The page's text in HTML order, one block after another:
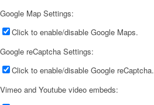
Google Map Settings:
Click to enable/disable Google Maps.
Google reCaptcha Settings:
Click to enable/disable Google reCaptcha.
Vimeo and Youtube video embeds: